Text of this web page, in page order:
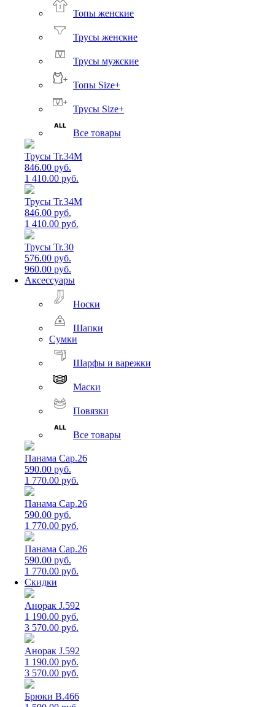
Топы женские
Трусы женские
Трусы мужские
Топы Size+
Трусы Size+
Все товары
Трусы Tr.34M
846.00 руб.
1 410.00 руб.
Трусы Tr.34M
846.00 руб.
1 410.00 руб.
Трусы Tr.30
576.00 руб.
960.00 руб.
Аксессуары
Носки
Шапки
Сумки
Шарфы и варежки
Маски
Повязки
Все товары
Панама Cap.26
590.00 руб.
1 770.00 руб.
Панама Cap.26
590.00 руб.
1 770.00 руб.
Панама Cap.26
590.00 руб.
1 770.00 руб.
Скидки
Анорак J.592
1 190.00 руб.
3 570.00 руб.
Анорак J.592
1 190.00 руб.
3 570.00 руб.
Брюки B.466